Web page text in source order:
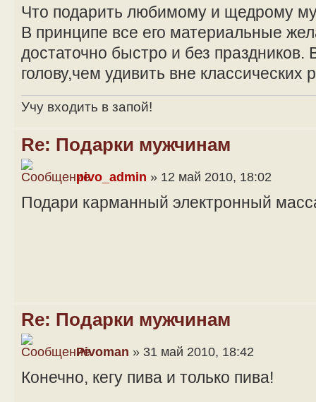
Что подарить любимому и щедрому
В принципе все его материальные
достаточно быстро и без праздников.
голову,чем удивить вне классических
Учу входить в запой!
Re: Подарки мужчинам
pivo_admin » 12 май 2010, 18:02
Подари карманный электронный
Re: Подарки мужчинам
Pivoman » 31 май 2010, 18:42
Конечно, кегу пива и только пива!